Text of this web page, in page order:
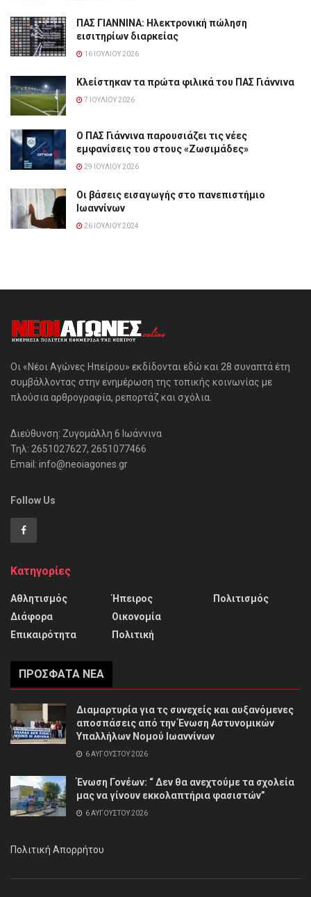
ΠΑΣ ΓΙΑΝΝΙΝΑ: Hλεκτρονική πώληση
εισιτηρίων διαρκείας
16 ΙΟΥΛΊΟΥ 2026
Κλείστηκαν τα πρώτα φιλικά του ΠΑΣ Γιάννινα
7 ΙΟΥΛΊΟΥ 2026
Ο ΠΑΣ Γιάννινα παρουσιάζει τις νέες
εμφανίσεις του στους «Ζωσιμάδες»
29 ΙΟΥΛΊΟΥ 2026
Οι βάσεις εισαγωγής στο πανεπιστήμιο
Ιωαννίνων
26 ΙΟΥΛΊΟΥ 2024
Οι «Νέοι Αγώνες Ηπείρου» εκδίδονται εδώ και 28 συναπτά έτη
συμβάλλοντας στην ενημέρωση της τοπικής κοινωνίας με
πλούσια αρθρογραφία, ρεπορτάζ και σχόλια.
Διεύθυνση: Ζυγομάλλη 6 Ιωάννινα
Τηλ: 2651027627, 2651077466
Email: info@neoiagones.gr
Follow Us
Κατηγορίες
Αθλητισμός
Διάφορα
Επικαιρότητα
Ήπειρος
Οικονομία
Πολιτική
Πολιτισμός
ΠΡΌΣΦΑΤΑ ΝΈΑ
Διαμαρτυρία για τς συνεχείς και αυξανόμενες
αποσπάσεις από την Ένωση Αστυνομικών
Υπαλλήλων Νομού Ιωαννίνων
6 ΑΥΓΟΎΣΤΟΥ 2026
Ένωση Γονέων: “ Δεν θα ανεχτούμε τα σχολεία
μας να γίνουν εκκολαπτήρια φασιστών”
6 ΑΥΓΟΎΣΤΟΥ 2026
Πολιτική Απορρήτου